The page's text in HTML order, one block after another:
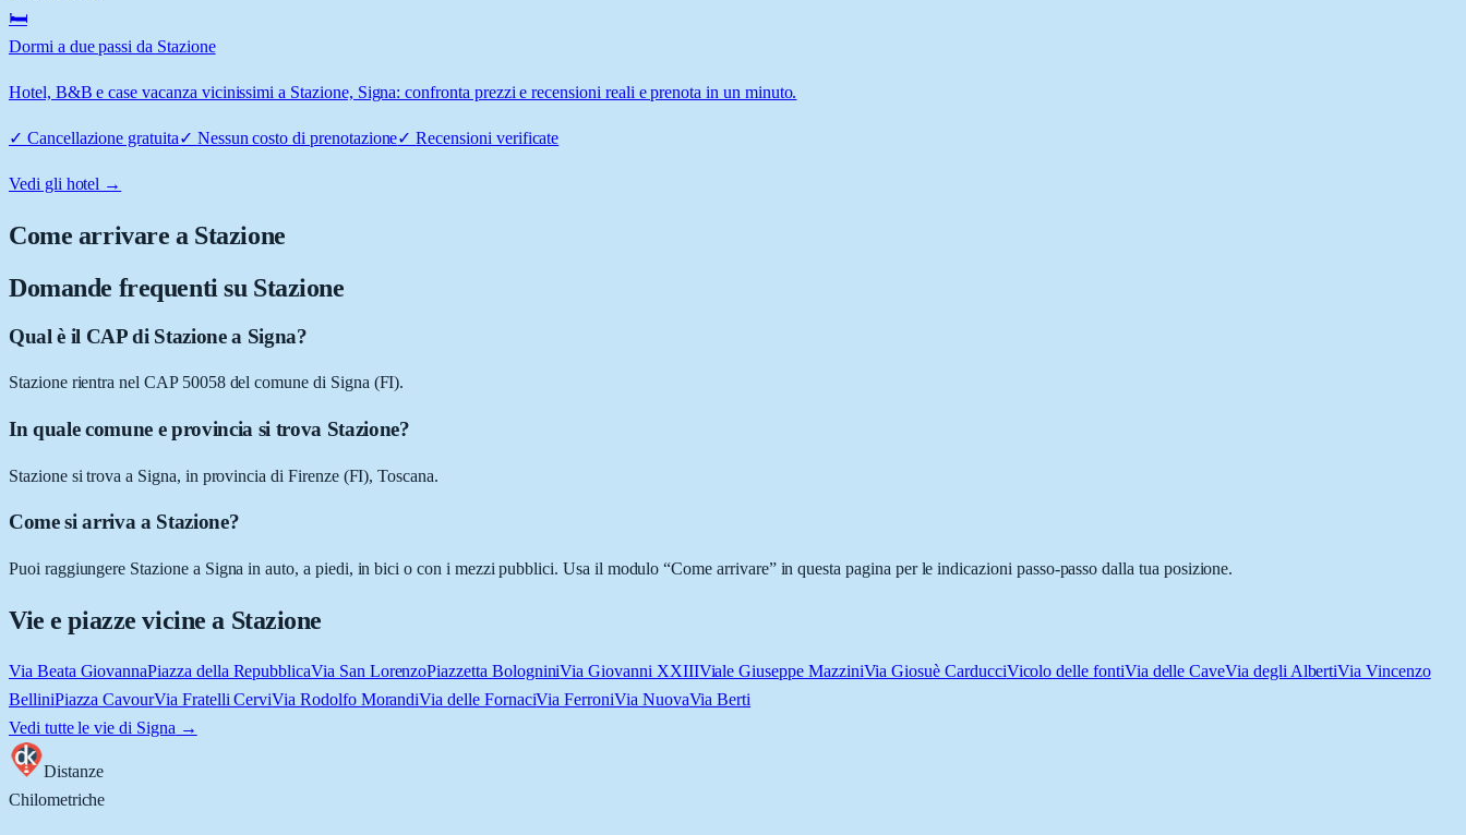
🛏️
Dormi a due passi da Stazione
Hotel, B&B e case vacanza vicinissimi a Stazione, Signa: confronta prezzi e recensioni reali e prenota in un minuto.
✓ Cancellazione gratuita✓ Nessun costo di prenotazione✓Recensioni verificate
Vedi gli hotel →
Come arrivare a Stazione
Domande frequenti su Stazione
Qual è il CAP di Stazione a Signa?
Stazione rientra nel CAP 50058 del comune di Signa (FI).
In quale comune e provincia si trova Stazione?
Stazione si trova a Signa, in provincia di Firenze (FI), Toscana.
Come si arriva a Stazione?
Puoi raggiungere Stazione a Signa in auto, a piedi, in bici o con i mezzi pubblici. Usa il modulo “Come arrivare” in questa pagina per le indicazioni passo-passo dalla tua posizione.
Vie e piazze vicine a Stazione
Via Beata GiovannaPiazza della RepubblicaVia San LorenzoPiazzetta BologniniVia Giovanni XXIIIViale Giuseppe MazziniVia Giosuè CarducciVicolo delle fontiVia delle CaveVia degli AlbertiVia Vincenzo
BelliniPiazza CavourVia Fratelli CerviVia Rodolfo MorandiVia delle FornaciVia FerroniVia NuovaVia Berti
Vedi tutte le vie di Signa →
Distanze
Chilometriche